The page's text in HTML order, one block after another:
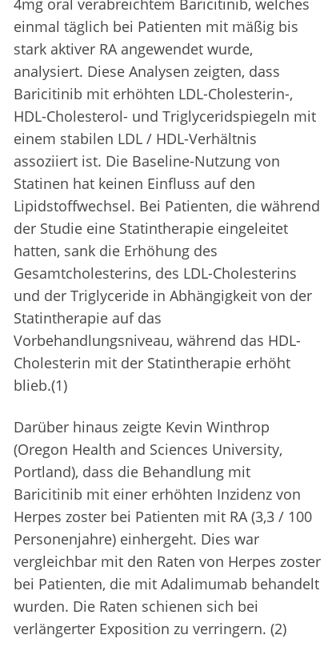
4mg oral verabreichtem Baricitinib, welches
einmal täglich bei Patienten mit mäßig bis
stark aktiver RA angewendet wurde,
analysiert. Diese Analysen zeigten, dass
Baricitinib mit erhöhten LDL-Cholesterin-,
HDL-Cholesterol- und Triglyceridspiegeln mit
einem stabilen LDL / HDL-Verhältnis
assoziiert ist. Die Baseline-Nutzung von
Statinen hat keinen Einfluss auf den
Lipidstoffwechsel. Bei Patienten, die während
der Studie eine Statintherapie eingeleitet
hatten, sank die Erhöhung des
Gesamtcholesterins, des LDL-Cholesterins
und der Triglyceride in Abhängigkeit von der
Statintherapie auf das
Vorbehandlungsniveau, während das HDL-
Cholesterin mit der Statintherapie erhöht
blieb.(1)
Darüber hinaus zeigte Kevin Winthrop
(Oregon Health and Sciences University,
Portland), dass die Behandlung mit
Baricitinib mit einer erhöhten Inzidenz von
Herpes zoster bei Patienten mit RA (3,3 / 100
Personenjahre) einhergeht. Dies war
vergleichbar mit den Raten von Herpes zoster
bei Patienten, die mit Adalimumab behandelt
wurden. Die Raten schienen sich bei
verlängerter Exposition zu verringern. (2)